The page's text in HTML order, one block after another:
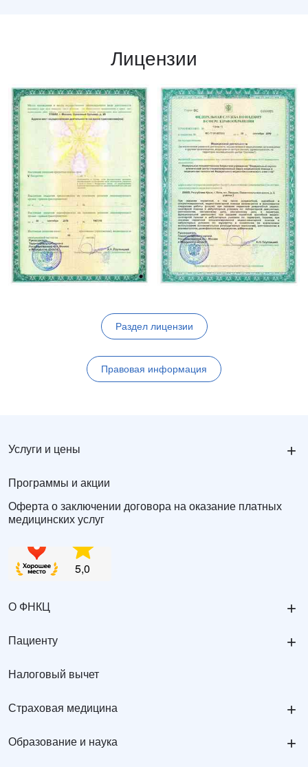
Лицензии
Раздел лицензии
Правовая информация
Услуги и цены +
Программы и акции
Оферта о заключении договора на оказание платных
медицинских услуг
О ФНКЦ +
Пациенту +
Налоговый вычет
Страховая медицина +
Образование и наука +